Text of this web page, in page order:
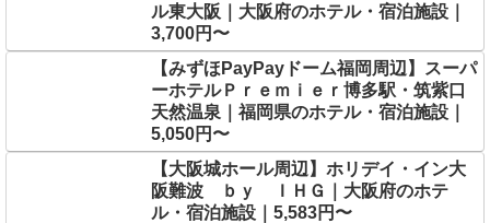
ル東大阪｜大阪府のホテル・宿泊施設｜
3,700円〜
【みずほPayPayドーム福岡周辺】スーパ
ーホテルＰｒｅｍｉｅｒ博多駅・筑紫口
天然温泉｜福岡県のホテル・宿泊施設｜
5,050円〜
【大阪城ホール周辺】ホリデイ・イン大
阪難波 ｂｙ ＩＨＧ｜大阪府のホテ
ル・宿泊施設｜5,583円〜